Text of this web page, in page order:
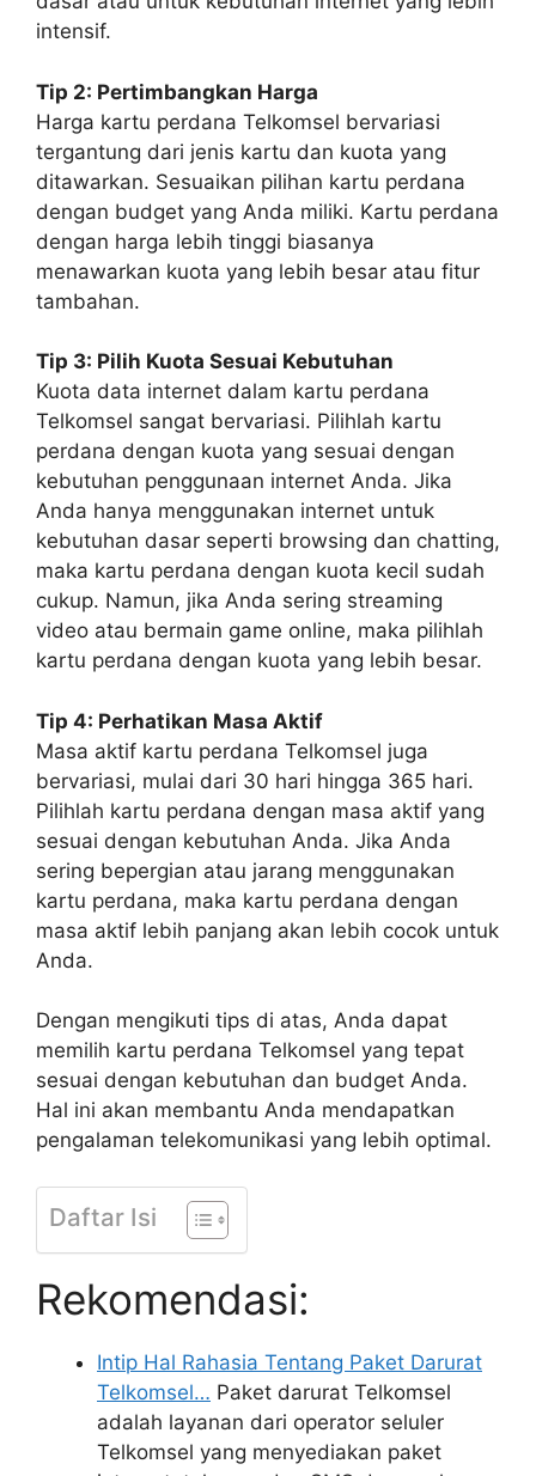
intensif.
Tip 2: Pertimbangkan Harga
Harga kartu perdana Telkomsel bervariasi
tergantung dari jenis kartu dan kuota yang
ditawarkan. Sesuaikan pilihan kartu perdana
dengan budget yang Anda miliki. Kartu perdana
dengan harga lebih tinggi biasanya
menawarkan kuota yang lebih besar atau fitur
tambahan.
Tip 3: Pilih Kuota Sesuai Kebutuhan
Kuota data internet dalam kartu perdana
Telkomsel sangat bervariasi. Pilihlah kartu
perdana dengan kuota yang sesuai dengan
kebutuhan penggunaan internet Anda. Jika
Anda hanya menggunakan internet untuk
kebutuhan dasar seperti browsing dan chatting,
maka kartu perdana dengan kuota kecil sudah
cukup. Namun, jika Anda sering streaming
video atau bermain game online, maka pilihlah
kartu perdana dengan kuota yang lebih besar.
Tip 4: Perhatikan Masa Aktif
Masa aktif kartu perdana Telkomsel juga
bervariasi, mulai dari 30 hari hingga 365 hari.
Pilihlah kartu perdana dengan masa aktif yang
sesuai dengan kebutuhan Anda. Jika Anda
sering bepergian atau jarang menggunakan
kartu perdana, maka kartu perdana dengan
masa aktif lebih panjang akan lebih cocok untuk
Anda.
Dengan mengikuti tips di atas, Anda dapat
memilih kartu perdana Telkomsel yang tepat
sesuai dengan kebutuhan dan budget Anda.
Hal ini akan membantu Anda mendapatkan
pengalaman telekomunikasi yang lebih optimal.
Daftar Isi
Rekomendasi:
Intip Hal Rahasia Tentang Paket Darurat
Telkomsel… Paket darurat Telkomsel
adalah layanan dari operator seluler
Telkomsel yang menyediakan paket